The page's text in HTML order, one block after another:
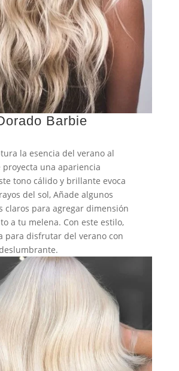
Barbie
la esencia del verano al
una apariencia
tono cálido y brillante evoca
del sol, Añade algunos
claros para agregar dimensión
a tu melena. Con este estilo,
para disfrutar del verano con